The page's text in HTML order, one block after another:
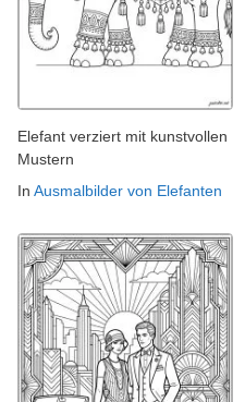
Elefant verziert mit kunstvollen
Mustern
In Ausmalbilder von Elefanten